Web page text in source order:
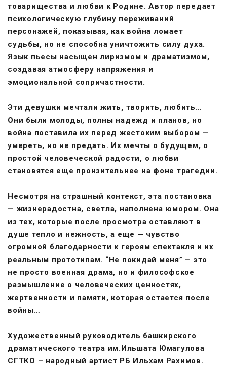
товарищества и любви к Родине. Автор передает
психологическую глубину переживаний
персонажей, показывая, как война ломает
судьбы, но не способна уничтожить силу духа.
Язык пьесы насыщен лиризмом и драматизмом,
создавая атмосферу напряжения и
эмоциональной сопричастности.
Эти девушки мечтали жить, творить, любить…
Они были молоды, полны надежд и планов, но
война поставила их перед жестоким выбором —
умереть, но не предать. Их мечты о будущем, о
простой человеческой радости, о любви
становятся еще пронзительнее на фоне трагедии.
Несмотря на страшный контекст, эта постановка
— жизнерадостна, светла, наполнена юмором. Она
из тех, которые после просмотра оставляют в
душе тепло и нежность, а еще — чувство
огромной благодарности к героям спектакля и их
реальным прототипам. “Не покидай меня” – это
не просто военная драма, но и философское
размышление о человеческих ценностях,
жертвенности и памяти, которая остается после
войны…
Художественный руководитель башкирского
драматического театра им.Ильшата Юмагулова
СГТКО – народный артист РБ Ильхам Рахимов.